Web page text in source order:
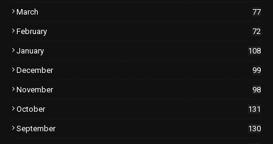
March 77
February 72
January 108
December 99
November 98
October 131
September 130